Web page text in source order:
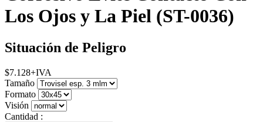
Los Ojos y La Piel (ST-0036)
Situación de Peligro
$7.128+IVA
Tamaño
Formato
Visión
Cantidad :